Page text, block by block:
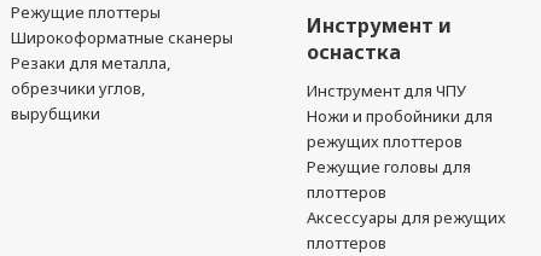
Режущие плоттеры
Широкоформатные сканеры
Резаки для металла,
обрезчики углов,
вырубщики
Инструмент и
оснастка
Инструмент для ЧПУ
Ножи и пробойники для
режущих плоттеров
Режущие головы для
плоттеров
Аксессуары для режущих
плоттеров